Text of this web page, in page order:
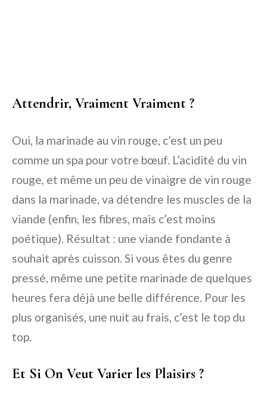
Attendrir, Vraiment Vraiment ?
Oui, la marinade au vin rouge, c’est un peu
comme un spa pour votre bœuf. L’acidité du vin
rouge, et même un peu de vinaigre de vin rouge
dans la marinade, va détendre les muscles de la
viande (enfin, les fibres, mais c’est moins
poétique). Résultat : une viande fondante à
souhait après cuisson. Si vous êtes du genre
pressé, même une petite marinade de quelques
heures fera déjà une belle différence. Pour les
plus organisés, une nuit au frais, c’est le top du
top.
Et Si On Veut Varier les Plaisirs ?